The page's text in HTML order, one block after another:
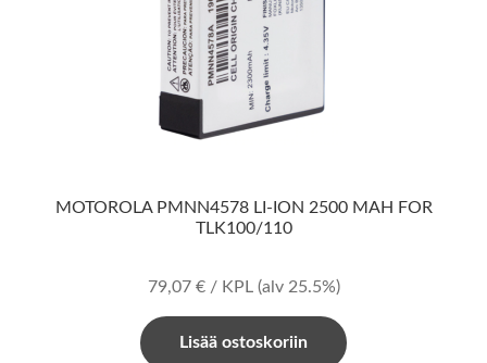
MOTOROLA PMNN4578 LI-ION 2500 MAH FOR
TLK100/110
79,07 €/ KPL (alv 25.5%)
Lisää ostoskoriin